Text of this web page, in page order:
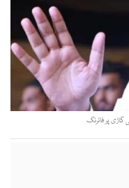
پر فائرنگ